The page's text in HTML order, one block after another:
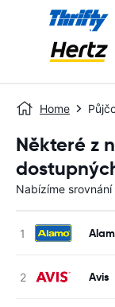
Home
Některé z
Nabízíme
Avis